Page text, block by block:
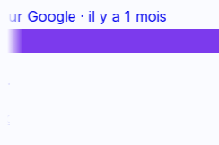
Google· il y a 1 mois